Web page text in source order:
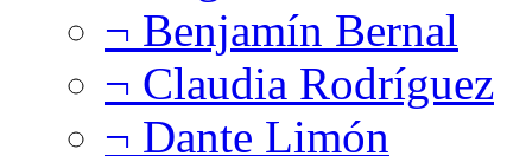
¬ Benjamín Bernal
¬ Claudia Rodríguez
¬ Dante Limón